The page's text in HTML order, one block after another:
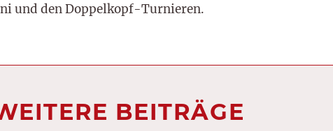
und den Doppelkopf-Turnieren.
BEITRÄGE